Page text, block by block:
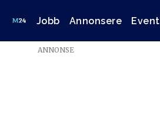
Jobb Annonsere Event
ANNONSE